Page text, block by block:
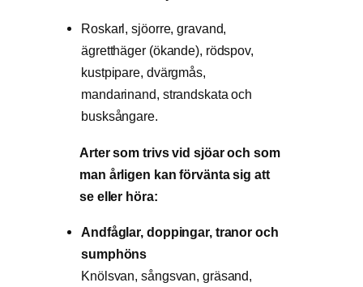
Roskarl, sjöorre, gravand,
ägretthäger (ökande), rödspov,
kustpipare, dvärgmås,
mandarinand, strandskata och
busksångare.
Arter som trivs vid sjöar och som
man årligen kan förvänta sig att
se eller höra:
Andfåglar, doppingar, tranor och
sumphöns
Knölsvan, sångsvan, gräsand,